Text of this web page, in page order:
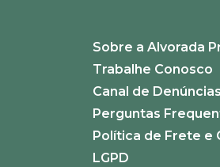
Sobre a Alvorada
Trabalhe Conosco
Canal de Denúncias
Perguntas
Política de Frete e
LGPD